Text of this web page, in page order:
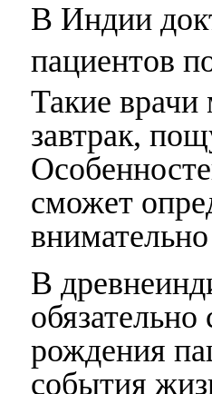
В Индии
пациентов
Такие врачи
завтрак,
сможет
В
рождения
события